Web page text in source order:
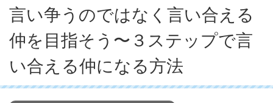
言い争うのではなく言い合える
仲を目指そう〜３ステップで言
い合える仲になる方法